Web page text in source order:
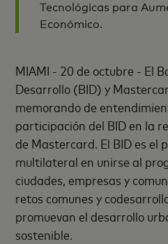
Tecnológicas para
Económico.
MIAMI - 20 de octubre - El
Desarrollo (BID) y
memorando de
participación del BID en la
de Mastercard. El BID es el
multilateral en unirse al
ciudades, empresas y
retos comunes y
promuevan el desarrollo
sostenible.